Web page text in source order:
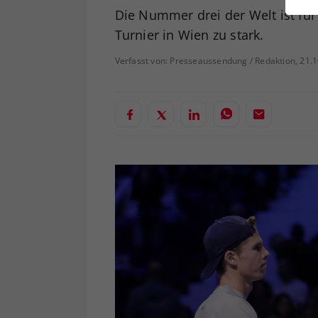
Die Nummer drei der Welt ist
Turnier in Wien zu stark.
Verfasst von: Presseaussendung / Redaktion,